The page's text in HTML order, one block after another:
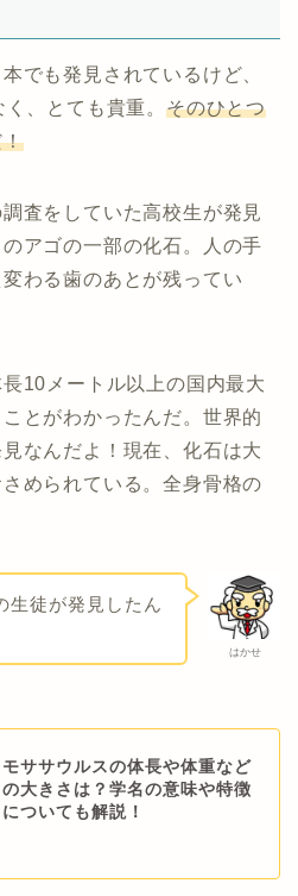
でも発見されているけど、
く、とても貴重。そのひとつ
査をしていた高校生が発見
アゴの一部の化石。人の手
わる歯のあとが残ってい
10メートル以上の国内最大
とがわかったんだ。世界的
なんだよ！現在、化石は大
められている。全身骨格の
はかせ
生徒が発見したん
モササウルスの体長や体重など
の大きさは？学名の意味や特徴
についても解説！